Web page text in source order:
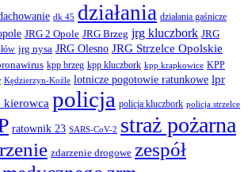
dk 45 działania działania gaśnicze
JRG 2 Opole JRG Brzeg jrg kluczbork JRG
jrg nysa JRG Olesno JRG Strzelce Opolskie
kpp brzeg kpp kluczbork kpp krapkowice KPP
Kędzierzyn-Koźle lotnicze pogotowie ratunkowe lpr
kierowca policja policja kluczbork policja strzelce
ratownik 23 SARS-CoV-2 straż pożarna
zdarzenie drogowe zespół